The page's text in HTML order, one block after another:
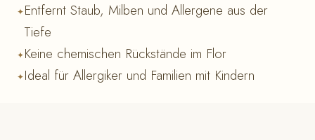
Entfernt Staub, Milben und Allergene aus der
Tiefe
Keine chemischen Rückstände im Flor
Ideal für Allergiker und Familien mit Kindern